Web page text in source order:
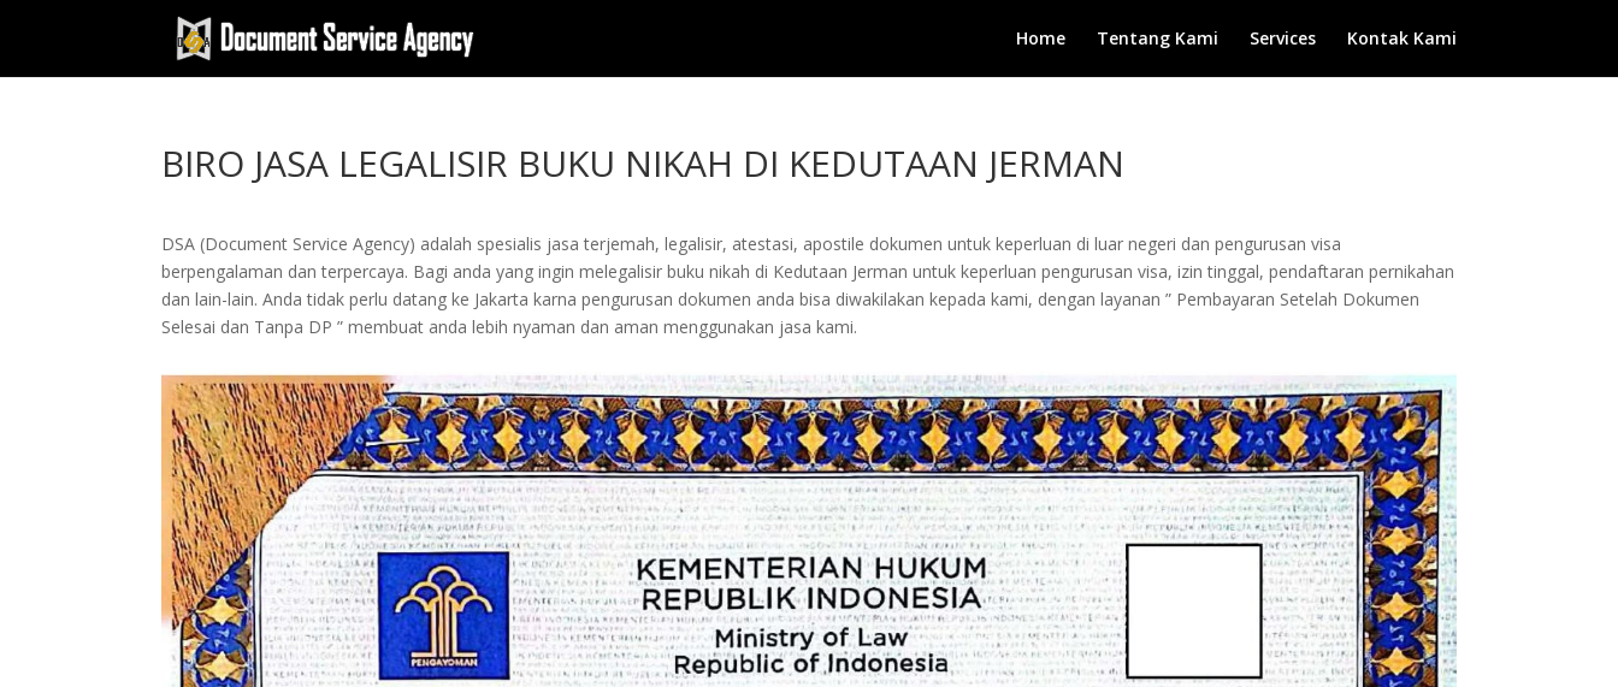
Home Tentang Kami Services Kontak Kami
BIRO JASA LEGALISIR BUKU NIKAH DI KEDUTAAN JERMAN
DSA (Document Service Agency) adalah spesialis jasa terjemah, legalisir, atestasi, apostile dokumen untuk keperluan di luar negeri dan pengurusan visa
berpengalaman dan terpercaya. Bagi anda yang ingin melegalisir buku nikah di Kedutaan Jerman untuk keperluan pengurusan visa, izin tinggal, pendaftaran pernikahan
dan lain-lain. Anda tidak perlu datang ke Jakarta karna pengurusan dokumen anda bisa diwakilakan kepada kami, dengan layanan ” Pembayaran Setelah Dokumen
Selesai dan Tanpa DP ” membuat anda lebih nyaman dan aman menggunakan jasa kami.